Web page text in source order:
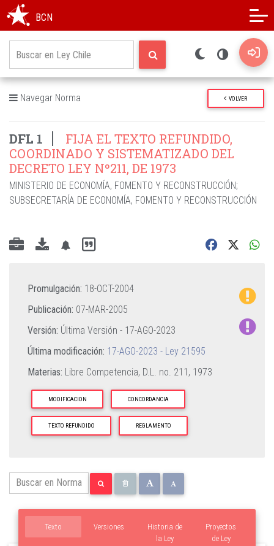
BCN
Navegar Norma VOLVER
DFL 1
FIJA EL TEXTO REFUNDIDO,
COORDINADO Y SISTEMATIZADO DEL
DECRETO LEY Nº211, DE 1973
MINISTERIO DE ECONOMÍA, FOMENTO Y RECONSTRUCCIÓN;
SUBSECRETARÍA DE ECONOMÍA, FOMENTO Y RECONSTRUCCIÓN
Promulgación: 18-OCT-2004
Publicación: 07-MAR-2005
Versión: Última Versión - 17-AGO-2023
Última modificación: 17-AGO-2023 - Ley 21595
Materias: Libre Competencia, D.L. no. 211, 1973
MODIFICACION CONCORDANCIA
TEXTO REFUNDIDO REGLAMENTO
Texto Versiones
Proyectos
de Ley
Historia de
la Ley